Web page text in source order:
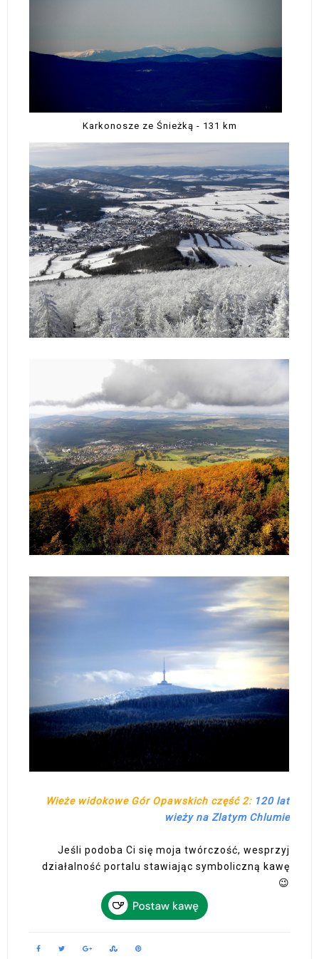
Karkonosze ze Śnieżką - 131 km
Wieże widokowe Gór Opawskich część 2: 120 lat
wieży na Zlatym Chlumie
Jeśli podoba Ci się moja twórczość, wesprzyj
działalność portalu stawiając symboliczną kawę
😉